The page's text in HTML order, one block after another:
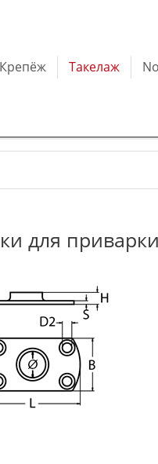
Крепёж Такелаж
для